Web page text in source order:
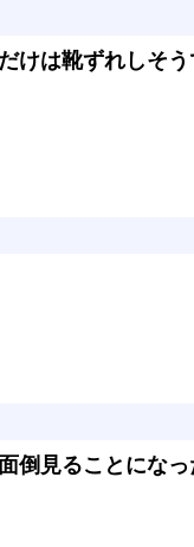
けは靴ずれしそ
倒見ることにな